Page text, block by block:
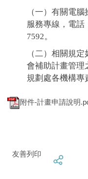
（一）有關電
服務專線，電話
7592。
（二）相關規
會補助計畫管理
規劃處各機構專
附件-計畫申請說明
友善列印